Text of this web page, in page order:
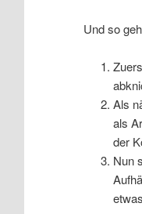
Und so
Als
als
der
Nun